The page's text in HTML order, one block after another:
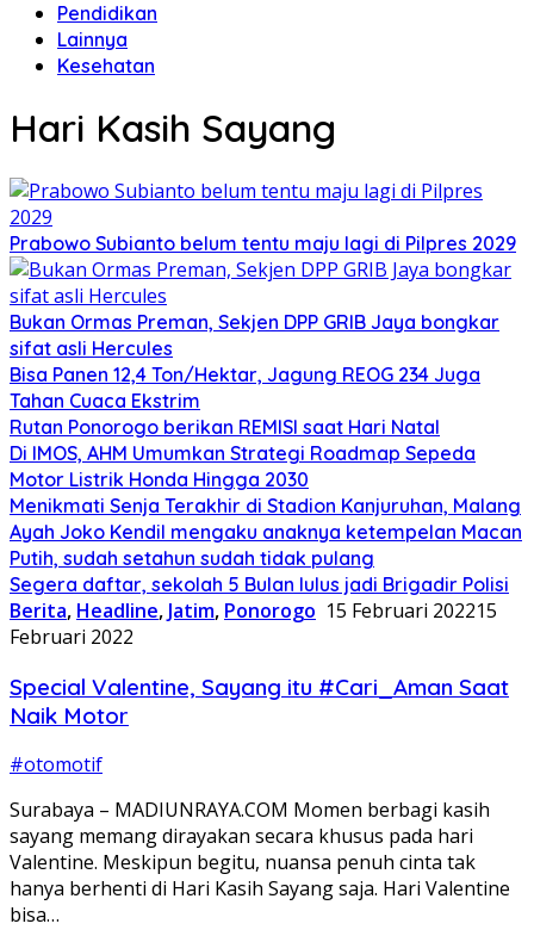
Pendidikan
Lainnya
Kesehatan
Hari Kasih Sayang
Prabowo Subianto belum tentu maju lagi di Pilpres 2029
Bukan Ormas Preman, Sekjen DPP GRIB Jaya bongkar
sifat asli Hercules
Bisa Panen 12,4 Ton/Hektar, Jagung REOG 234 Juga
Tahan Cuaca Ekstrim
Rutan Ponorogo berikan REMISI saat Hari Natal
Di IMOS, AHM Umumkan Strategi Roadmap Sepeda
Motor Listrik Honda Hingga 2030
Menikmati Senja Terakhir di Stadion Kanjuruhan, Malang
Ayah Joko Kendil mengaku anaknya ketempelan Macan
Putih, sudah setahun sudah tidak pulang
Segera daftar, sekolah 5 Bulan lulus jadi Brigadir Polisi
Berita, Headline, Jatim, Ponorogo 15 Februari 202215
Februari 2022
Special Valentine, Sayang itu #Cari_Aman Saat
Naik Motor
#otomotif
Surabaya – MADIUNRAYA.COM Momen berbagi kasih
sayang memang dirayakan secara khusus pada hari
Valentine. Meskipun begitu, nuansa penuh cinta tak
hanya berhenti di Hari Kasih Sayang saja. Hari Valentine
bisa…